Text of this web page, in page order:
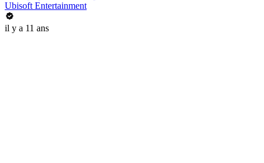
Ubisoft Entertainment
il y a 11 ans